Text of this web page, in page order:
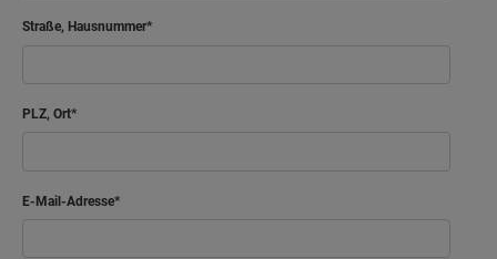
Straße, Hausnummer
PLZ, Ort
E-Mail-Adresse